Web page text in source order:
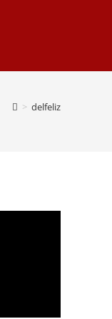
> delfeliz